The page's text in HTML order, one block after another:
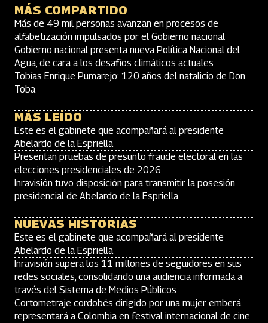
MÁS COMPARTIDO
Más de 49 mil personas avanzan en procesos de
alfabetización impulsados por el Gobierno nacional
Gobierno nacional presenta nueva Política Nacional del
Agua, de cara a los desafíos climáticos actuales
Tobías Enrique Pumarejo: 120 años del natalicio de Don
Toba
MÁS LEÍDO
Este es el gabinete que acompañará al presidente
Abelardo de la Espriella
Presentan pruebas de presunto fraude electoral en las
elecciones presidenciales de 2026
Inravisión tuvo disposición para transmitir la posesión
presidencial de Abelardo de la Espriella
NUEVAS HISTORIAS
Este es el gabinete que acompañará al presidente
Abelardo de la Espriella
Inravisión supera los 11 millones de seguidores en sus
redes sociales, consolidando una audiencia informada a
través del Sistema de Medios Públicos
Cortometraje cordobés dirigido por una mujer emberá
representará a Colombia en festival internacional de cine